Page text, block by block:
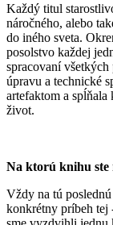
Každý titul
náročného, alebo
do iného sveta.
posolstvo každej
spracovaní
úpravu a technické
artefaktom a
život.
Na ktorú knihu ste
Vždy na tú
konkrétny príbeh tej